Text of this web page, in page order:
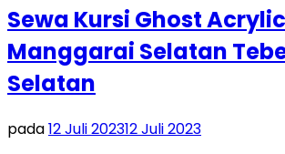
Sewa Kursi Ghost Acrylic
Manggarai Selatan
Selatan
pada12 Juli 202312 Juli 2023